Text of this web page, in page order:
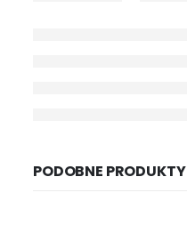
PODOBNE PRODUKTY